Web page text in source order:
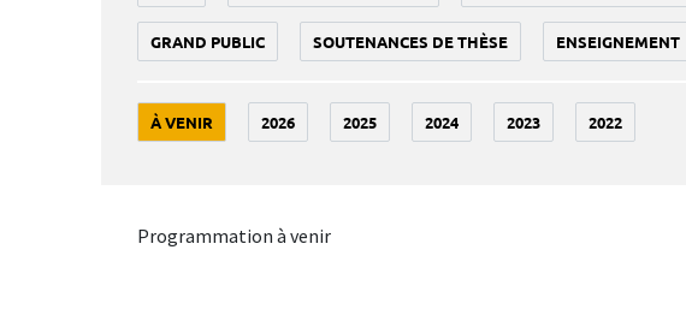
GRAND PUBLIC SOUTENANCES DE THÈSE ENSEIGNEMENT
À VENIR 2026 2025 2024 2023 2022
Programmation à venir